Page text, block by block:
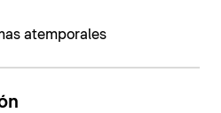
atemporales